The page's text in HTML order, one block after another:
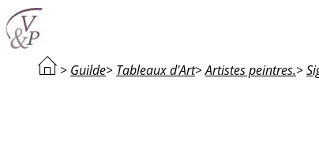
> Guilde> Tableaux d'Art>Artistes peintres.>